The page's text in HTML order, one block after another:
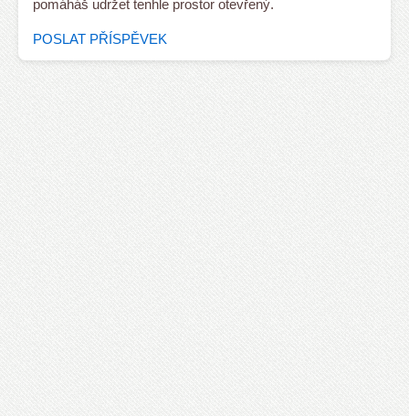
pomáháš udržet tenhle prostor otevřený.
POSLAT PŘÍSPĚVEK